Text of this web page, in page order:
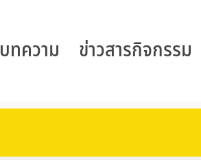
บทความ ข่าวสารกิจกรรม